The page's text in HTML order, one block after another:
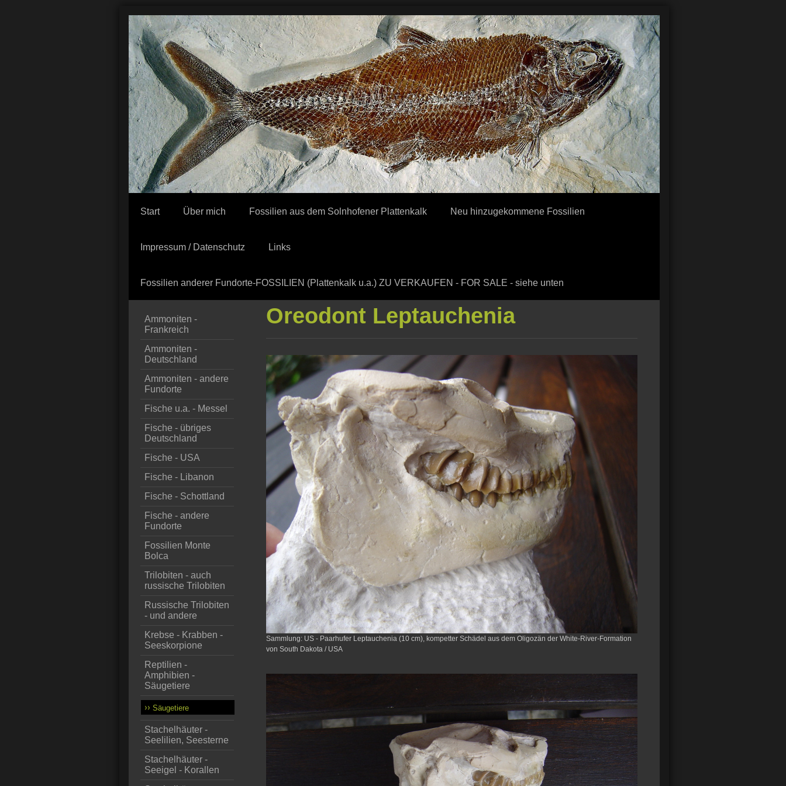
Start Über mich Fossilien aus dem Solnhofener Plattenkalk Neu hinzugekommene Fossilien
Impressum / Datenschutz Links
Fossilien anderer Fundorte-FOSSILIEN (Plattenkalk u.a.) ZU VERKAUFEN - FOR SALE - siehe unten
Ammoniten -
Frankreich
Ammoniten -
Deutschland
Ammoniten - andere
Fundorte
Fische u.a. - Messel
Fische - übriges
Deutschland
Fische - USA
Fische - Libanon
Fische - Schottland
Fische - andere
Fundorte
Fossilien Monte
Bolca
Trilobiten - auch
russische Trilobiten
Russische Trilobiten
- und andere
Krebse - Krabben -
Seeskorpione
Reptilien -
Amphibien -
Säugetiere
Säugetiere
Stachelhäuter -
Seelilien, Seesterne
Stachelhäuter -
Seeigel - Korallen
Oreodont Leptauchenia
Sammlung: US - Paarhufer Leptauchenia (10 cm), kompetter Schädel aus dem Oligozän der White-River-Formation
von South Dakota / USA